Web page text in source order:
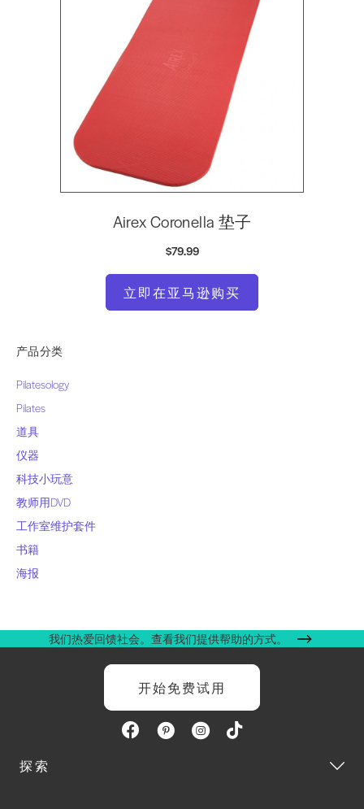
产品分类
Pilatesology
Pilates
道具
仪器
科技小玩意
教师用DVD
工作室维护套件
书籍
海报
Airex Coronella 垫子
$79.99
立即在亚马逊购买
我们热爱回馈社会。查看我们提供帮助的方式。
开始免费试用
探索